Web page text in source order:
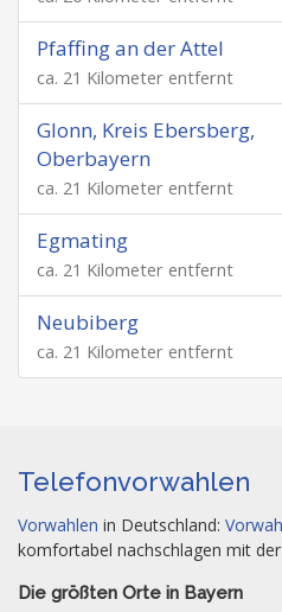
Pfaffing an der Attel
ca. 21 Kilometer entfernt
Glonn, Kreis Ebersberg,
Oberbayern
ca. 21 Kilometer entfernt
Egmating
ca. 21 Kilometer entfernt
Neubiberg
ca. 21 Kilometer entfernt
Telefonvorwahlen
Vorwahlen in Deutschland:
komfortabel nachschlagen mit der
Die größten Orte in Bayern